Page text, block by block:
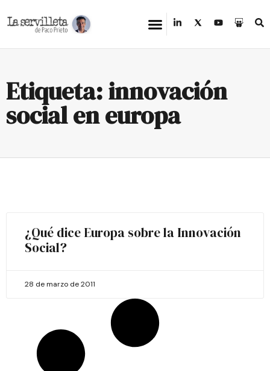
Etiqueta: innovación
social en europa
¿Qué dice Europa sobre la Innovación
Social?
28 de marzo de 2011